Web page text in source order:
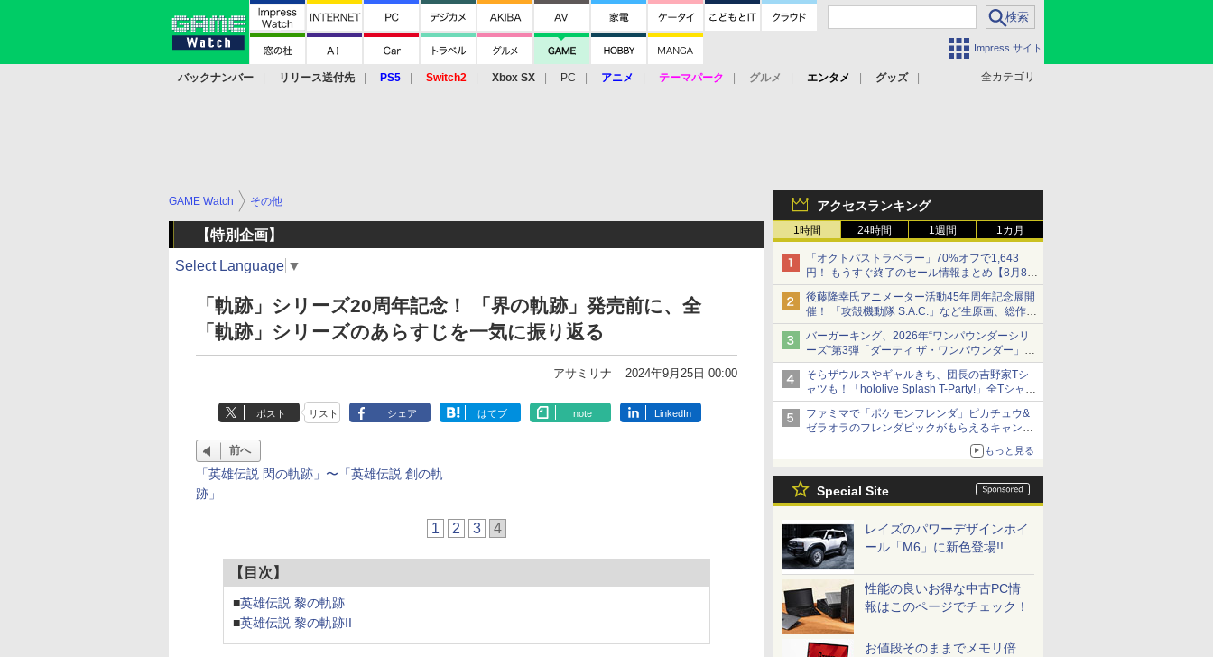
Impress サイト
全カテゴリ
バックナンバー リリース送付先 PS5 Switch2 Xbox SX PC アニメ テーマパーク グルメ エンタメ
グッズ
アクセスランキング
1時間 24時間 1週間 1カ月
「オクトパストラベラー」70%オフで1,643
円！ もうすぐ終了のセール情報まとめ【8月8日
更新】
ニンテンドーeショップでは「大神 絶景版」が
67%オフで990円
後藤隆幸氏アニメーター活動45年周年記念展開
催！ 「攻殻機動隊 S.A.C.」など生原画、総作画
監督修正が展示
バーガーキング、2026年“ワンパウンダーシリ
ーズ”第3弾「ダーティ ザ・ワンパウンダー」を
8月7日発売
「特製ガーリックマヨソース」を使用した超大
型チーズバーガー
そらザウルスやギャルきち、団長の吉野家Tシ
ャツも！「hololive Splash T-Party!」全Tシャツ
ラインナップ公開＆オンライン販売開始
ファミマで「ポケモンフレンダ」ピカチュウ&
ゼラオラのフレンダピックがもらえるキャンペ
もっと見る
Special Site
レイズのパワーデザインホイ
ール「M6」に新色登場!!
性能の良いお得な中古PC情
報はこのページでチェック！
お値段そのままでメモリ倍
GAME Watch その他
【特別企画】
Select Language ▼
「軌跡」シリーズ20周年記念！ 「界の軌跡」発売前に、全
「軌跡」シリーズのあらすじを一気に振り返る
アサミリナ 2024年9月25日 00:00
ポスト リスト シェア はてブ note LinkedIn
前へ
「英雄伝説 閃の軌跡」〜「英雄伝説 創の軌
跡」
1 2 3 4
【目次】
■英雄伝説 黎の軌跡
■英雄伝説 黎の軌跡II